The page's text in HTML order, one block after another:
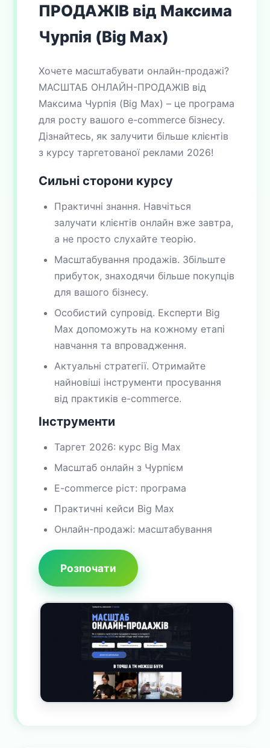
ПРОДАЖІВ від Максима
Чурпія (Big Max)
Хочете масштабувати онлайн-продажі?
МАСШТАБ ОНЛАЙН-ПРОДАЖІВ від
Максима Чурпія (Big Max) – це програма
для росту вашого e-commerce бізнесу.
Дізнайтесь, як залучити більше клієнтів
з курсу таргетованої реклами 2026!
Сильні сторони курсу
Практичні знання. Навчіться
залучати клієнтів онлайн вже завтра,
а не просто слухайте теорію.
Масштабування продажів. Збільште
прибуток, знаходячи більше покупців
для вашого бізнесу.
Особистий супровід. Експерти Big
Max допоможуть на кожному етапі
навчання та впровадження.
Актуальні стратегії. Отримайте
найновіші інструменти просування
від практиків e-commerce.
Інструменти
Таргет 2026: курс Big Max
Масштаб онлайн з Чурпієм
E-commerce ріст: програма
Практичні кейси Big Max
Онлайн-продажі: масштабування
Розпочати